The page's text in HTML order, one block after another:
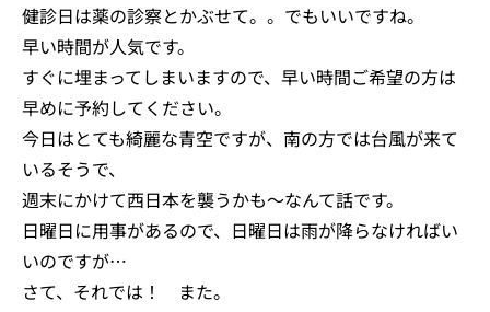
健診日は薬の診察とかぶせて。。でもいいですね。
早い時間が人気です。
すぐに埋まってしまいますので、早い時間ご希望の方は
早めに予約してください。
今日はとても綺麗な青空ですが、南の方では台風が来て
いるそうで、
週末にかけて西日本を襲うかも～なんて話です。
日曜日に用事があるので、日曜日は雨が降らなければい
いのですが…
さて、それでは！ また。